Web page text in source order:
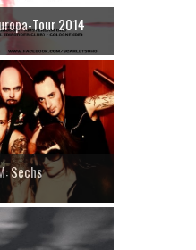
Tour 2014
Sechs